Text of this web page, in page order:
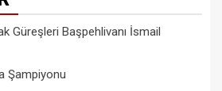
Güreşleri Başpehlivanı İsmail
Şampiyonu